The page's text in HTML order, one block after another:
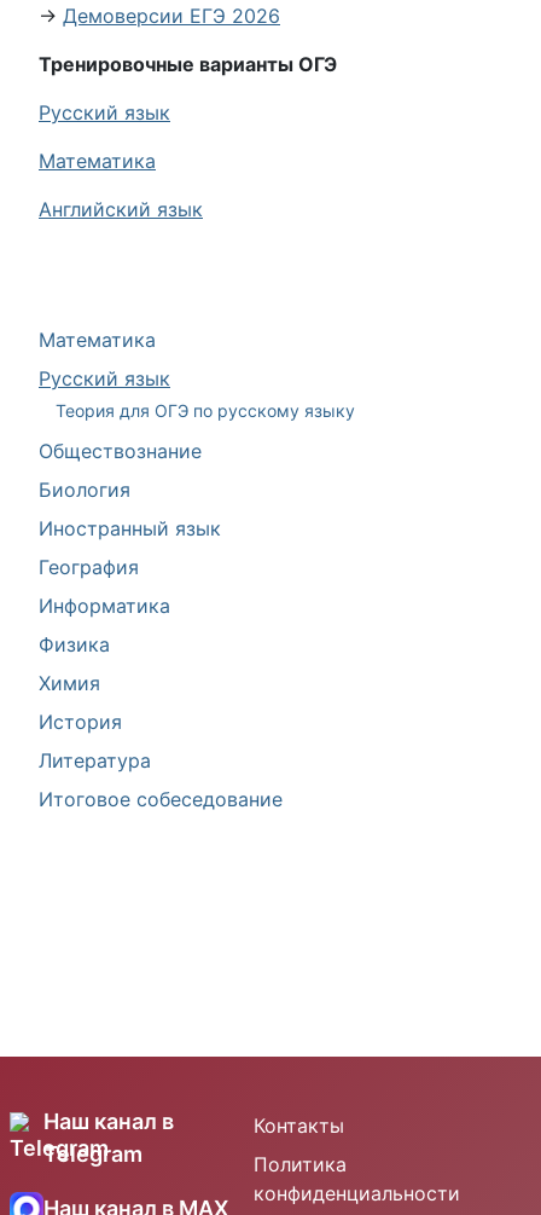
Математика
Русский язык
Теория для ОГЭ по русскому языку
Обществознание
Биология
Иностранный язык
География
Информатика
Физика
Химия
История
Литература
Итоговое собеседование
→ Демоверсии ЕГЭ 2026
Тренировочные варианты ОГЭ
Русский язык
Математика
Английский язык
Наш канал в
Telegram
Наш канал в MAX
Контакты
Политика
конфиденциальности